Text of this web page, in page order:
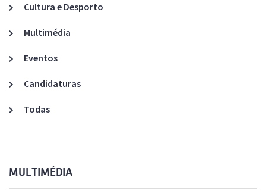
Cultura e Desporto
Multimédia
Eventos
Candidaturas
Todas
MULTIMÉDIA